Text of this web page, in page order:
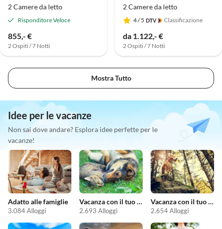
2 Camere da letto
Risponditore Veloce
855,- €
2 Ospiti / 7 Notti
2 Camere da letto
4/ 5 Classificazione
da 1.122,- €
2 Ospiti / 7 Notti
Mostra Tutto
Idee per le vacanze
Non sai dove andare? Esplora idee perfette per le
vacanze!
Adatto alle famiglie
3.084 Alloggi
Vacanza con il tuo animale domestico
2.693 Alloggi
Vacanza con il tuo cane
2.654 Alloggi